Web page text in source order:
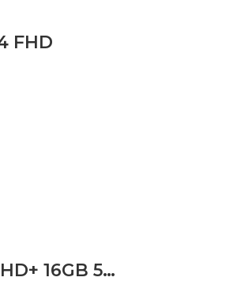
FHD
LAPTOP DELL XPS 14 9440 ULTRA 7 155H 14.5INCH FHD+ 16GB 512GB SSD 6 CELL WLAN BACKLIT KB W11P 1YPS